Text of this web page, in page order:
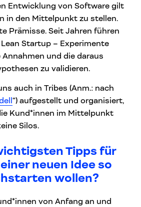
Entwicklung von Software gilt
in den Mittelpunkt zu stellen.
Prämisse. Seit Jahren führen
Startup – Experimente
und die daraus
zu validieren.
auch in Tribes (Anm.: nach
“) aufgestellt und organisiert,
Kund*innen im Mittelpunkt
Silos.
Tipps für
neuen Idee so
wollen?
von Anfang an und